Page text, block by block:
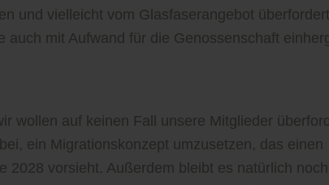
und vielleicht vom Glasfaserangebot überfordert
mit Aufwand für die Genossenschaft
wollen auf keinen Fall unsere Mitglieder
ein Migrationskonzept umzusetzen, das einen
2028 vorsieht. Außerdem bleibt es natürlich